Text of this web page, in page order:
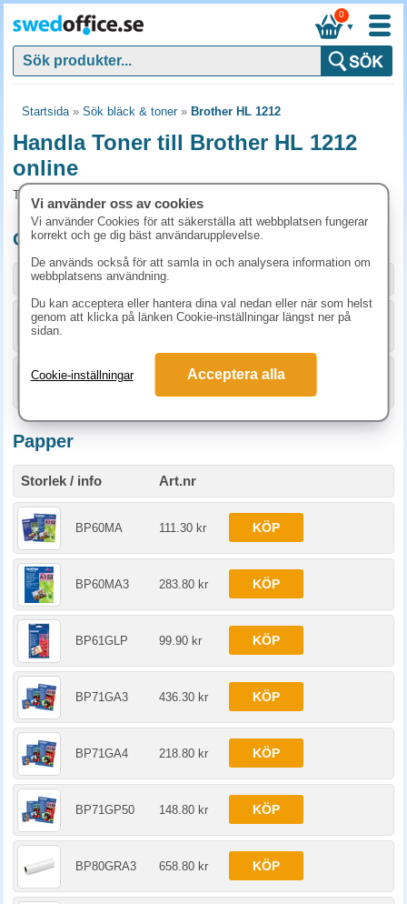
▼
0
Startsida» Sök bläck & toner» Brother HL 1212
Handla Toner till Brother HL 1212
online
Toner och tillbehör som passar till Brother HL 1212
Originalprodukter till Brother HL 1212
Storlek / info Art.nr
KÖP
DR1050 1048.80 kr KÖP
Papper
Storlek / info Art.nr
BP60MA 111.30 kr KÖP
BP60MA3 283.80 kr KÖP
BP61GLP 99.90 kr KÖP
BP71GA3 436.30 kr KÖP
BP71GA4 218.80 kr KÖP
BP71GP50 148.80 kr KÖP
BP80GRA3 658.80 kr KÖP
Vi använder oss av cookies
Vi använder Cookies för att säkerställa att webbplatsen fungerar
korrekt och ge dig bäst användarupplevelse.
De används också för att samla in och analysera information om
webbplatsens användning.
Du kan acceptera eller hantera dina val nedan eller när som helst
genom att klicka på länken Cookie-inställningar längst ner på
sidan.
Cookie-inställningar Acceptera alla